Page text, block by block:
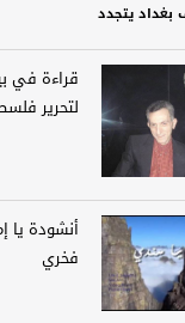
بغداد يتجدد
قراءة في
لتحرير
أنشودة يا
فخري